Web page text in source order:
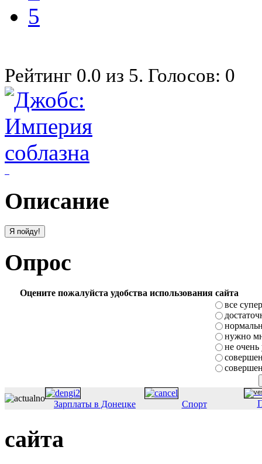
5
Рейтинг 0.0 из 5. Голосов: 0
Описание
Опрос
Оцените пожалуйста удобства использования сайта
все супер
нужно
не очень
Зарплаты в Донецке Спорт
сайта